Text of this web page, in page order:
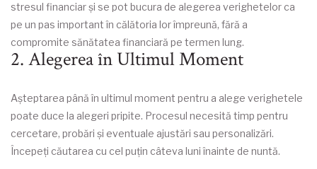
stresul financiar și se pot bucura de alegerea verighetelor ca
pe un pas important în călătoria lor împreună, fără a
compromite sănătatea financiară pe termen lung.
2. Alegerea în Ultimul Moment
Așteptarea până în ultimul moment pentru a alege verighetele
poate duce la alegeri pripite. Procesul necesită timp pentru
cercetare, probări și eventuale ajustări sau personalizări.
Începeți căutarea cu cel puțin câteva luni înainte de nuntă.